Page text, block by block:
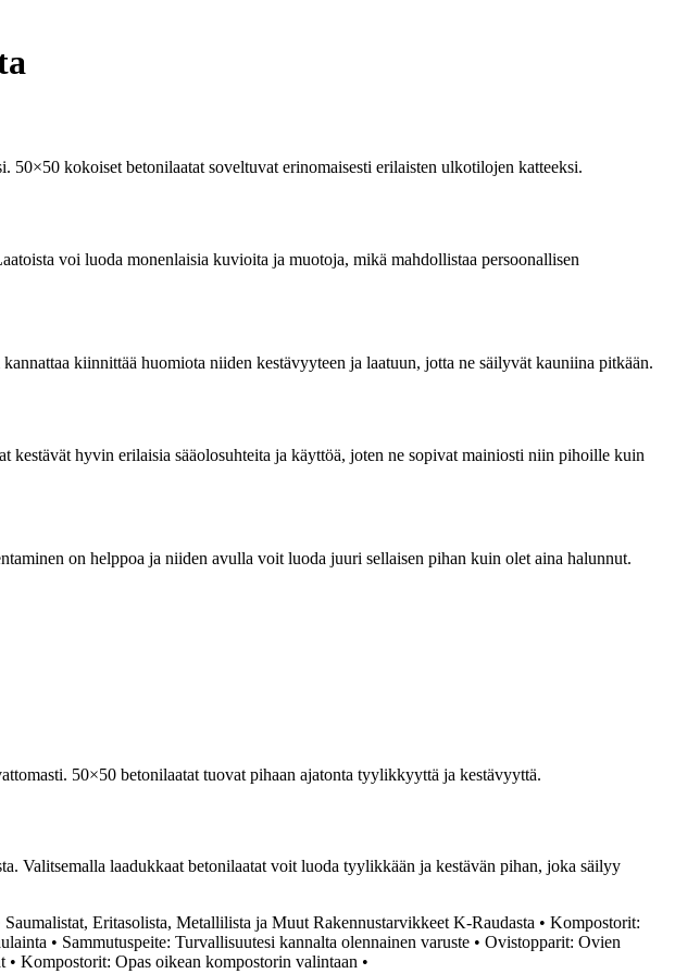
kokoiset betonilaatat soveltuvat erinomaisesti erilaisten ulkotilojen katteeksi.
voi luoda monenlaisia kuvioita ja muotoja, mikä mahdollistaa persoonallisen
kiinnittää huomiota niiden kestävyyteen ja laatuun, jotta ne säilyvät kauniina pitkään.
hyvin erilaisia sääolosuhteita ja käyttöä, joten ne sopivat mainiosti niin pihoille kuin
on helppoa ja niiden avulla voit luoda juuri sellaisen pihan kuin olet aina halunnut.
50×50 betonilaatat tuovat pihaan ajatonta tyylikkyyttä ja kestävyyttä.
Valitsemalla laadukkaat betonilaatat voit luoda tyylikkään ja kestävän pihan, joka säilyy
Saumalistat, Eritasolista, Metallilista ja Muut Rakennustarvikkeet K-Raudasta • Kompostorit:
• Sammutuspeite: Turvallisuutesi kannalta olennainen varuste • Ovistopparit: Ovien
• Kompostorit: Opas oikean kompostorin valintaan •